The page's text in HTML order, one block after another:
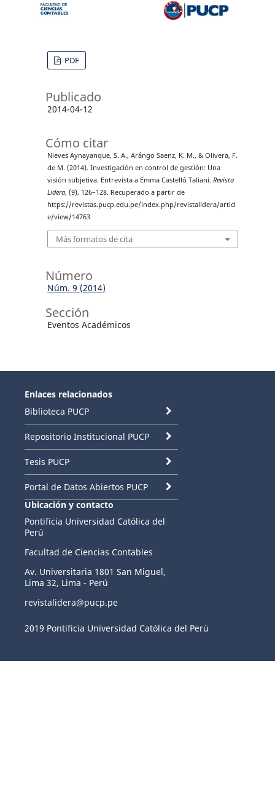
PDF
Publicado
2014-04-12
Cómo citar
Nieves Aynayanque, S. A., Arángo Saenz, K. M., & Olivera, F.
de M. (2014). Investigación en control de gestión: Una
visión subjetiva. Entrevista a Emma Castelló Taliani. Revista
Lidera, (9), 126–128. Recuperado a partir de
https://revistas.pucp.edu.pe/index.php/revistalidera/articl
e/view/14763
Más formatos de cita
Número
Núm. 9 (2014)
Sección
Eventos Académicos
Enlaces relacionados
Biblioteca PUCP
Repositorio Institucional PUCP
Tesis PUCP
Portal de Datos Abiertos PUCP
Ubicación y contacto
Pontificia Universidad Católica del
Perú
Facultad de Ciencias Contables
Av. Universitaria 1801 San Miguel,
Lima 32, Lima - Perú
revistalidera@pucp.pe
2019 Pontificia Universidad Católica del Perú